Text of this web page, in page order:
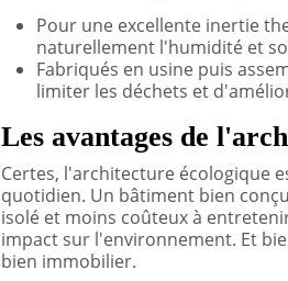
Pour une excellente inertie
naturellement l'humidité et
Fabriqués en usine puis
limiter les déchets et
Les avantages de
Certes, l'architecture écologique
quotidien. Un bâtiment bien
isolé et moins coûteux à
impact sur l'environnement. Et
bien immobilier.